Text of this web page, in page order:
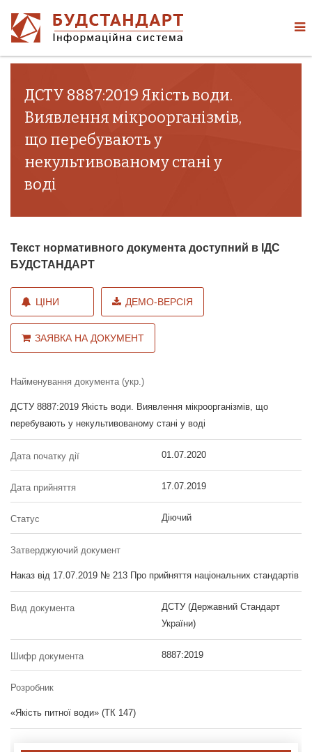
ДСТУ 8887:2019 Якість води.
Виявлення мікроорганізмів,
що перебувають у
некультивованому стані у
воді
Текст нормативного документа доступний в ІДС
БУДСТАНДАРТ
ЦІНИ ДЕМО-ВЕРСІЯ
ЗАЯВКА НА ДОКУМЕНТ
Найменування документа (укр.)
ДСТУ 8887:2019 Якість води. Виявлення мікроорганізмів, що
перебувають у некультивованому стані у воді
Дата початку дії 01.07.2020
Дата прийняття 17.07.2019
Статус Діючий
Затверджуючий документ
Наказ від 17.07.2019 № 213 Про прийняття національних стандартів
Вид документа
ДСТУ (Державний Стандарт
України)
Шифр документа 8887:2019
Розробник
«Якість питної води» (ТК 147)